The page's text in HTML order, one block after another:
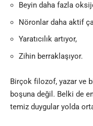
Beyin daha fazla
Nöronlar daha aktif
Yaratıcılık artıyor,
Zihin berraklaşıyor.
Birçok filozof, yazar ve
boşuna değil. Belki de
temiz duygular yolda